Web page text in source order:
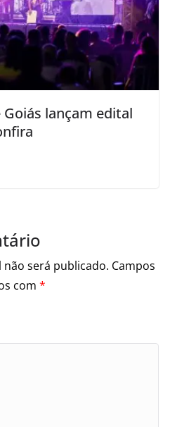
Goiás lançam edital
não será publicado. Campos
com *